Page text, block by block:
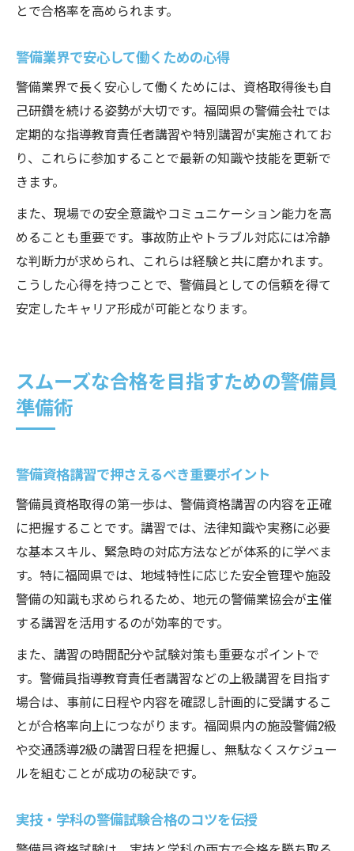
とで合格率を高められます。
警備業界で安心して働くための心得
警備業界で長く安心して働くためには、資格取得後も自
己研鑽を続ける姿勢が大切です。福岡県の警備会社では
定期的な指導教育責任者講習や特別講習が実施されてお
り、これらに参加することで最新の知識や技能を更新で
きます。
また、現場での安全意識やコミュニケーション能力を高
めることも重要です。事故防止やトラブル対応には冷静
な判断力が求められ、これらは経験と共に磨かれます。
こうした心得を持つことで、警備員としての信頼を得て
安定したキャリア形成が可能となります。
スムーズな合格を目指すための警備員
準備術
警備資格講習で押さえるべき重要ポイント
警備員資格取得の第一歩は、警備資格講習の内容を正確
に把握することです。講習では、法律知識や実務に必要
な基本スキル、緊急時の対応方法などが体系的に学べま
す。特に福岡県では、地域特性に応じた安全管理や施設
警備の知識も求められるため、地元の警備業協会が主催
する講習を活用するのが効率的です。
また、講習の時間配分や試験対策も重要なポイントで
す。警備員指導教育責任者講習などの上級講習を目指す
場合は、事前に日程や内容を確認し計画的に受講するこ
とが合格率向上につながります。福岡県内の施設警備2級
や交通誘導2級の講習日程を把握し、無駄なくスケジュー
ルを組むことが成功の秘訣です。
実技・学科の警備試験合格のコツを伝授